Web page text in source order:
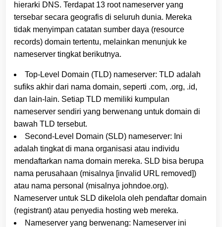
hierarki DNS. Terdapat 13 root nameserver yang
tersebar secara geografis di seluruh dunia. Mereka
tidak menyimpan catatan sumber daya (resource
records) domain tertentu, melainkan menunjuk ke
nameserver tingkat berikutnya.
Top-Level Domain (TLD) nameserver: TLD adalah
sufiks akhir dari nama domain, seperti .com, .org, .id,
dan lain-lain. Setiap TLD memiliki kumpulan
nameserver sendiri yang berwenang untuk domain di
bawah TLD tersebut.
Second-Level Domain (SLD) nameserver: Ini
adalah tingkat di mana organisasi atau individu
mendaftarkan nama domain mereka. SLD bisa berupa
nama perusahaan (misalnya [invalid URL removed])
atau nama personal (misalnya johndoe.org).
Nameserver untuk SLD dikelola oleh pendaftar domain
(registrant) atau penyedia hosting web mereka.
Nameserver yang berwenang: Nameserver ini